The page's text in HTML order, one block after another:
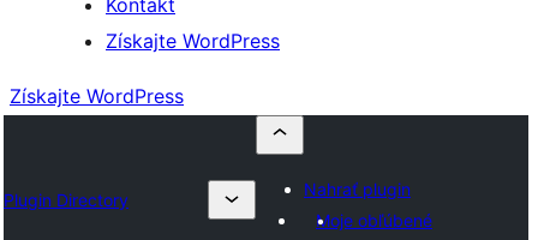
Kontakt
Získajte WordPress
Získajte WordPress
Plugin Directory
Nahrať plugin
Moje obľúbené